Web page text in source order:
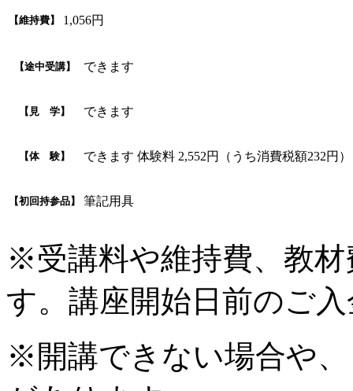
【維持費】 1,056円
【途中受講】 できます
【見 学】 できます
【体 験】 できます 体験料 2,552円（うち消費税額232円）
【初回持参品】 筆記用具
※受講料や維持費、教
す。講座開始日前のご
※開講できない場合や